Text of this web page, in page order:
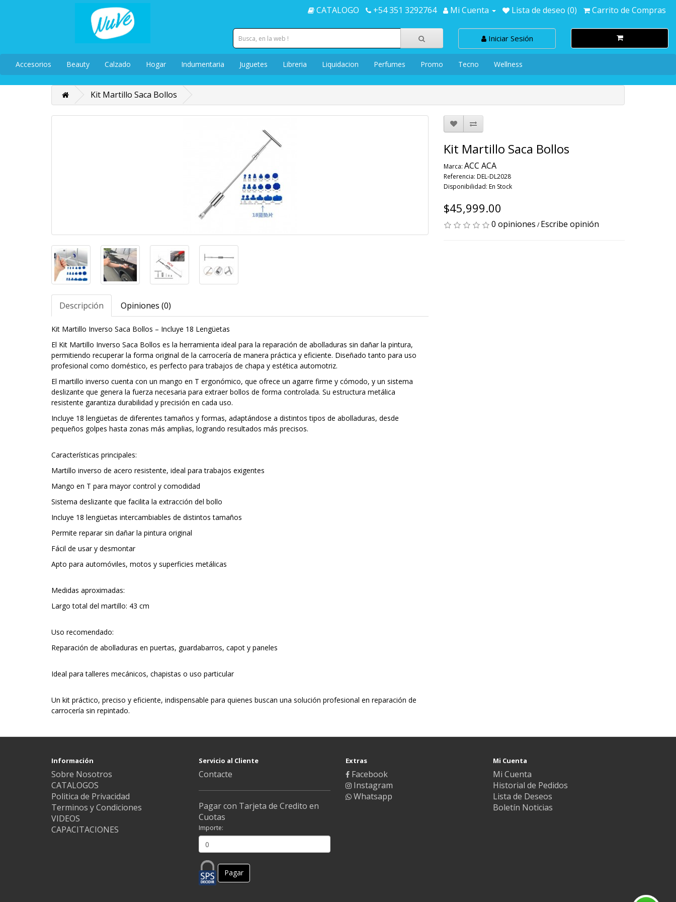
CATALOGO +54 351 3292764 Mi Cuenta Lista de deseo (0) Carrito de Compras
Iniciar Sesión
Accesorios Beauty Calzado Hogar Indumentaria Juguetes Libreria Liquidacion Perfumes Promo Tecno Wellness
Kit Martillo Saca Bollos
Descripción Opiniones (0)
Kit Martillo Inverso Saca Bollos – Incluye 18 Lengüetas
El Kit Martillo Inverso Saca Bollos es la herramienta ideal para la reparación de abolladuras sin dañar la pintura,
permitiendo recuperar la forma original de la carrocería de manera práctica y eficiente. Diseñado tanto para uso
profesional como doméstico, es perfecto para trabajos de chapa y estética automotriz.
El martillo inverso cuenta con un mango en T ergonómico, que ofrece un agarre firme y cómodo, y un sistema
deslizante que genera la fuerza necesaria para extraer bollos de forma controlada. Su estructura metálica
resistente garantiza durabilidad y precisión en cada uso.
Incluye 18 lengüetas de diferentes tamaños y formas, adaptándose a distintos tipos de abolladuras, desde
pequeños golpes hasta zonas más amplias, logrando resultados más precisos.
Características principales:
Martillo inverso de acero resistente, ideal para trabajos exigentes
Mango en T para mayor control y comodidad
Sistema deslizante que facilita la extracción del bollo
Incluye 18 lengüetas intercambiables de distintos tamaños
Permite reparar sin dañar la pintura original
Fácil de usar y desmontar
Apto para automóviles, motos y superficies metálicas
Medidas aproximadas:
Largo total del martillo: 43 cm
Uso recomendado:
Reparación de abolladuras en puertas, guardabarros, capot y paneles
Ideal para talleres mecánicos, chapistas o uso particular
Un kit práctico, preciso y eficiente, indispensable para quienes buscan una solución profesional en reparación de
carrocería sin repintado.
Kit Martillo Saca Bollos
Marca: ACC ACA
Referencia: DEL-DL2028
Disponibilidad: En Stock
$45,999.00
0 opiniones /Escribe opinión
Información
Sobre Nosotros
CATALOGOS
Politica de Privacidad
Terminos y Condiciones
VIDEOS
CAPACITACIONES
Servicio al Cliente
Contacte
Pagar con Tarjeta de Credito en
Cuotas
Importe:
Pagar
Extras
Facebook
Instagram
Whatsapp
Mi Cuenta
Mi Cuenta
Historial de Pedidos
Lista de Deseos
Boletín Noticias